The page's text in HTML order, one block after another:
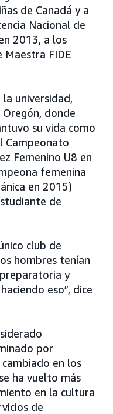
de Canadá y a
Nacional de
2013, a los
FIDE
universidad,
donde
su vida como
Campeonato
Femenino U8 en
femenina
en 2015)
de
club de
hombres tenían
y
eso”, dice
por
en los
ha vuelto más
en la cultura
de